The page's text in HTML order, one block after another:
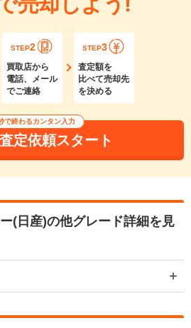
STEP2
買取店から
電話、メール
でご連絡
STEP3
査定額を
比べて売却先
を決める
で終わるカンタン入力
定依頼スタート
(日産)の他グレード詳細を見